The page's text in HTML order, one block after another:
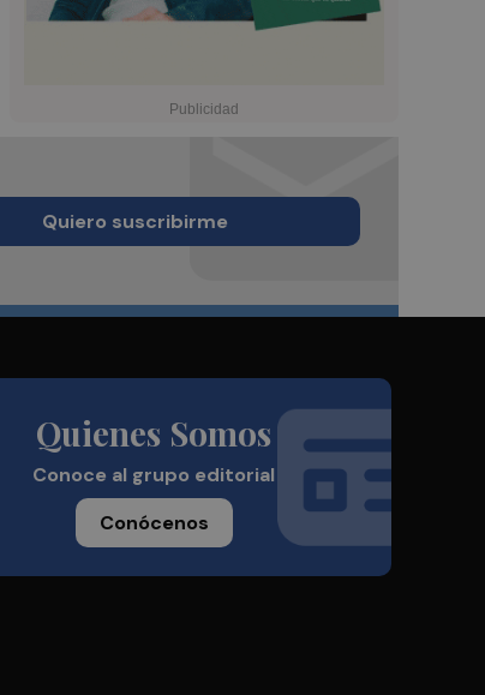
Quiero suscribirme
Quienes Somos
Conoce al grupo editorial
Conócenos